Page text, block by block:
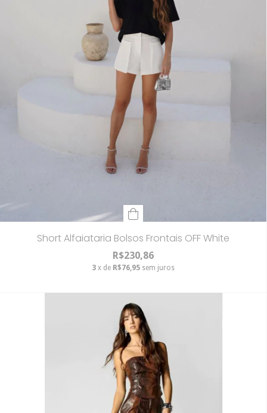
Short Alfaiataria Bolsos Frontais OFF White
R$230,86
3 x de R$76,95 sem juros